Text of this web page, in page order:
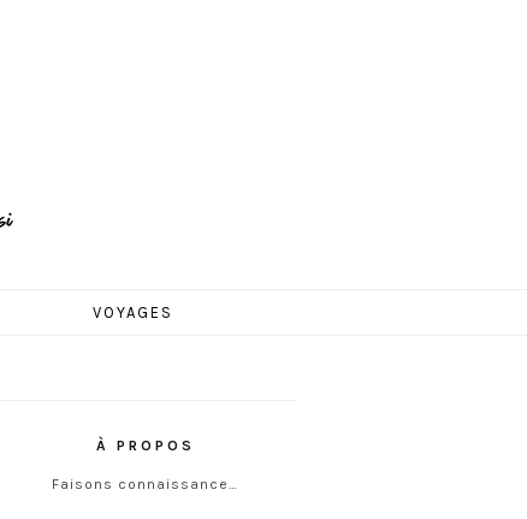
VOYAGES
À PROPOS
Faisons connaissance…